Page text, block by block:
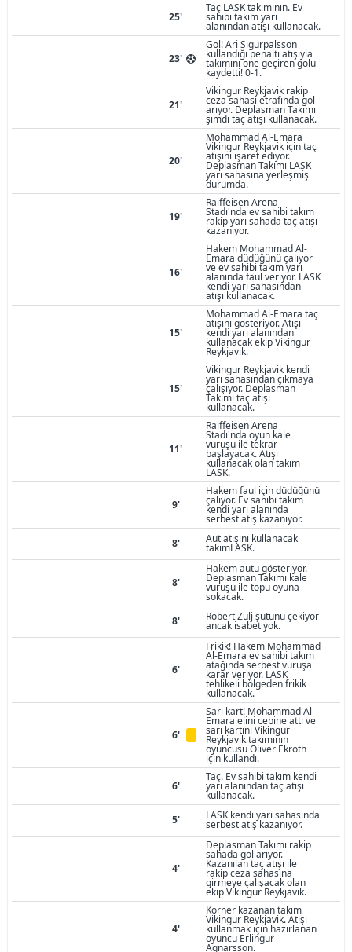
25'
Taç LASK takımının. Ev
sahibi takım yarı
alanından atışı kullanacak.
23'
Gol! Ari Sigurpalsson
kullandığı penaltı atışıyla
takımını öne geçiren golü
kaydetti! 0-1.
21'
Vikingur Reykjavik rakip
ceza sahası etrafında gol
arıyor. Deplasman Takımı
şimdi taç atışı kullanacak.
20'
Mohammad Al-Emara
Vikingur Reykjavik için taç
atışını işaret ediyor.
Deplasman Takımı LASK
yarı sahasına yerleşmiş
durumda.
19'
Raiffeisen Arena
Stadı'nda ev sahibi takım
rakip yarı sahada taç atışı
kazanıyor.
16'
Hakem Mohammad Al-
Emara düdüğünü çalıyor
ve ev sahibi takım yarı
alanında faul veriyor. LASK
kendi yarı sahasından
atışı kullanacak.
15'
Mohammad Al-Emara taç
atışını gösteriyor. Atışı
kendi yarı alanından
kullanacak ekip Vikingur
Reykjavik.
15'
Vikingur Reykjavik kendi
yarı sahasından çıkmaya
çalışıyor. Deplasman
Takımı taç atışı
kullanacak.
11'
Raiffeisen Arena
Stadı'nda oyun kale
vuruşu ile tekrar
başlayacak. Atışı
kullanacak olan takım
LASK.
9'
Hakem faul için düdüğünü
çalıyor. Ev sahibi takım
kendi yarı alanında
serbest atış kazanıyor.
8'
Aut atışını kullanacak
takımLASK.
8'
Hakem autu gösteriyor.
Deplasman Takımı kale
vuruşu ile topu oyuna
sokacak.
8'
Robert Zulj şutunu çekiyor
ancak isabet yok.
6'
Frikik! Hakem Mohammad
Al-Emara ev sahibi takım
atağında serbest vuruşa
karar veriyor. LASK
tehlikeli bölgeden frikik
kullanacak.
6'
Sarı kart! Mohammad Al-
Emara elini cebine attı ve
sarı kartını Vikingur
Reykjavik takımının
oyuncusu Oliver Ekroth
için kullandı.
6'
Taç. Ev sahibi takım kendi
yarı alanından taç atışı
kullanacak.
5'
LASK kendi yarı sahasında
serbest atış kazanıyor.
4'
Deplasman Takımı rakip
sahada gol arıyor.
Kazanılan taç atışı ile
rakip ceza sahasına
girmeye çalışacak olan
ekip Vikingur Reykjavik.
4'
Korner kazanan takım
Vikingur Reykjavik. Atışı
kullanmak için hazırlanan
oyuncu Erlingur
Agnarsson.